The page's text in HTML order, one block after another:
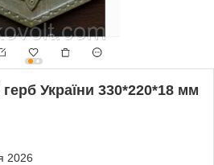
України 330*220*18 мм
2026